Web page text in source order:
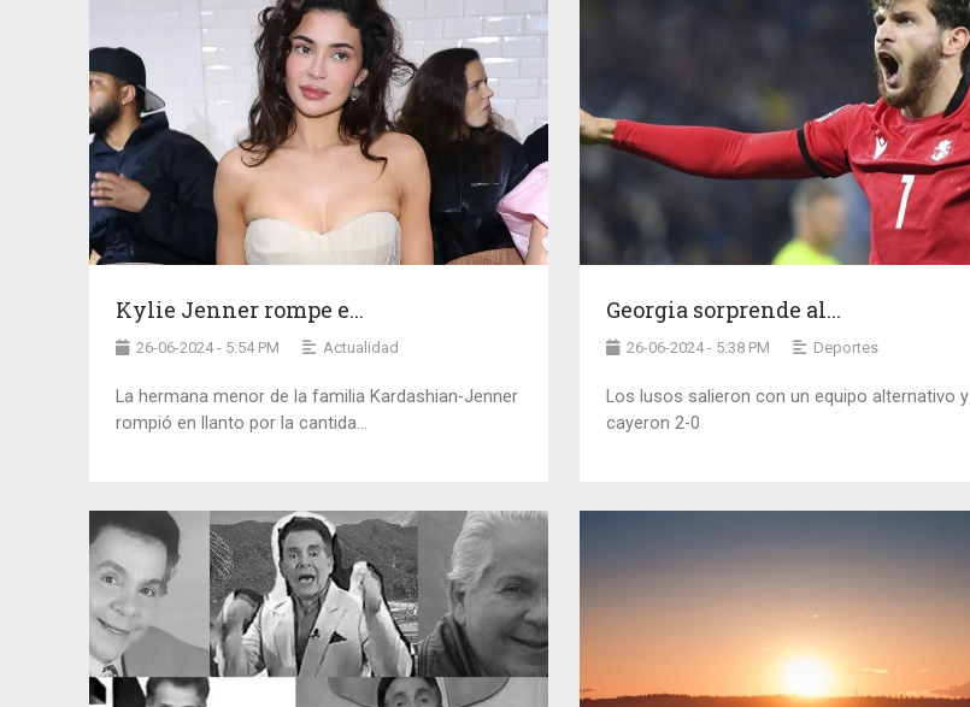
Kylie Jenner rompe e...
26-06-2024 - 5:54 PM Actualidad
La hermana menor de la familia Kardashian-Jenner
rompió en llanto por la cantida...
Georgia sorprende al...
26-06-2024 - 5:38 PM Deportes
Los lusos salieron con un equipo alternativo y
cayeron 2-0